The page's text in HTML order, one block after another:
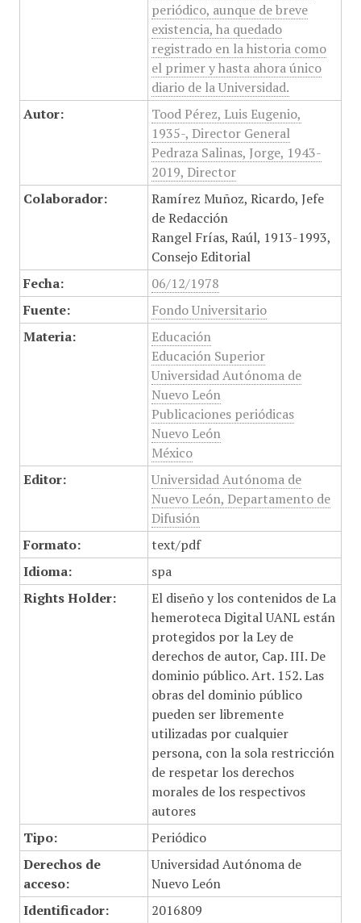
periódico, aunque de breve
existencia, ha quedado
registrado en la historia como
el primer y hasta ahora único
diario de la Universidad.
Autor:
Tood Pérez, Luis Eugenio,
1935-, Director General
Pedraza Salinas, Jorge, 1943-
2019, Director
Colaborador:
Ramírez Muñoz, Ricardo, Jefe
de Redacción
Rangel Frías, Raúl, 1913-1993,
Consejo Editorial
Fecha:
06/12/1978
Fuente:
Fondo Universitario
Materia:
Educación
Educación Superior
Universidad Autónoma de
Nuevo León
Publicaciones periódicas
Nuevo León
México
Editor:
Universidad Autónoma de
Nuevo León, Departamento de
Difusión
Formato:
text/pdf
Idioma:
spa
Rights Holder:
El diseño y los contenidos de La
hemeroteca Digital UANL están
protegidos por la Ley de
derechos de autor, Cap. III. De
dominio público. Art. 152. Las
obras del dominio público
pueden ser libremente
utilizadas por cualquier
persona, con la sola restricción
de respetar los derechos
morales de los respectivos
autores
Tipo:
Periódico
Derechos de
acceso:
Universidad Autónoma de
Nuevo León
Identificador:
2016809